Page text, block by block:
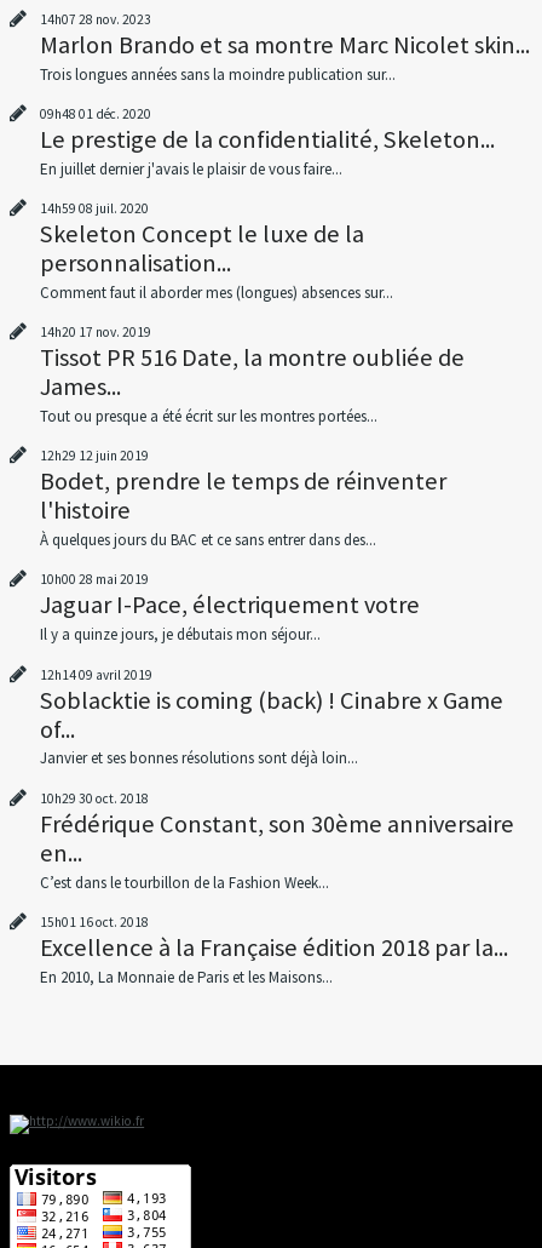
14h07 28 nov. 2023
Marlon Brando et sa montre Marc Nicolet skin...
Trois longues années sans la moindre publication sur...
09h48 01 déc. 2020
Le prestige de la confidentialité, Skeleton...
En juillet dernier j'avais le plaisir de vous faire...
14h59 08 juil. 2020
Skeleton Concept le luxe de la
personnalisation...
Comment faut il aborder mes (longues) absences sur...
14h20 17 nov. 2019
Tissot PR 516 Date, la montre oubliée de
James...
Tout ou presque a été écrit sur les montres portées...
12h29 12 juin 2019
Bodet, prendre le temps de réinventer
l'histoire
À quelques jours du BAC et ce sans entrer dans des...
10h00 28 mai 2019
Jaguar I-Pace, électriquement votre
Il y a quinze jours, je débutais mon séjour...
12h1409 avril 2019
Soblacktie is coming (back) ! Cinabre x Game
of...
Janvier et ses bonnes résolutions sont déjà loin...
10h29 30 oct. 2018
Frédérique Constant, son 30ème anniversaire
en...
C’est dans le tourbillon de la Fashion Week...
15h01 16oct. 2018
Excellence à la Française édition 2018 par la...
En 2010, La Monnaie de Paris et les Maisons...